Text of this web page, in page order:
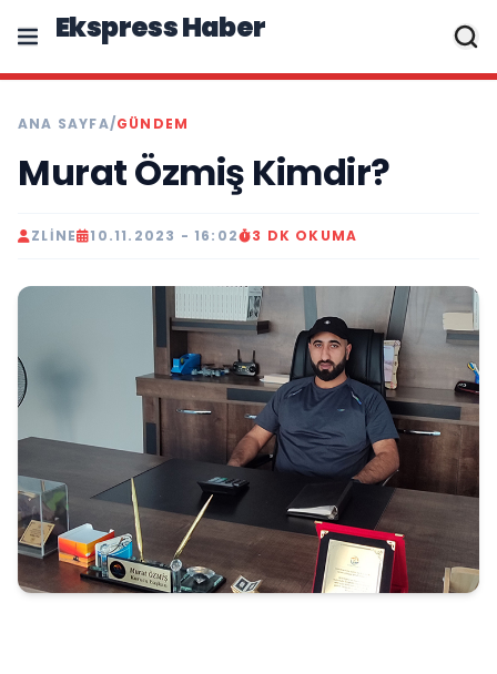
Ekspress Haber
ANA SAYFA/GÜNDEM
Murat Özmiş Kimdir?
ZLINE 10.11.2023 - 16:02 3 DK OKUMA